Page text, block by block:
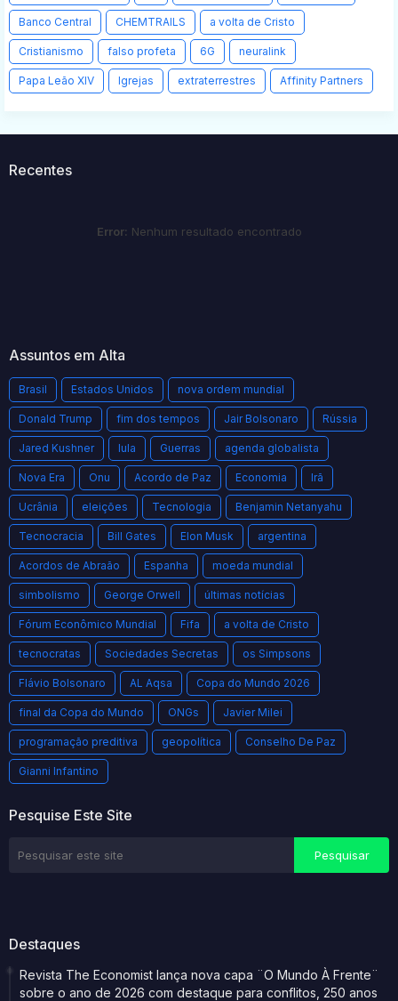
Banco Central CHEMTRAILS a volta de Cristo
Cristianismo falso profeta 6G neuralink
Papa Leão XIV Igrejas extraterrestres Affinity Partners
Recentes
Error: Nenhum resultado encontrado
Assuntos em Alta
Brasil Estados Unidos nova ordem mundial
Donald Trump fim dos tempos Jair Bolsonaro Rússia
Jared Kushner lula Guerras agenda globalista
Nova Era Onu Acordo de Paz Economia Irã
Ucrânia eleições Tecnologia Benjamin Netanyahu
Tecnocracia Bill Gates Elon Musk argentina
Acordos de Abraão Espanha moeda mundial
simbolismo George Orwell últimas notícias
Fórum Econômico Mundial Fifa a volta de Cristo
tecnocratas Sociedades Secretas os Simpsons
Flávio Bolsonaro AL Aqsa Copa do Mundo 2026
final da Copa do Mundo ONGs Javier Milei
programação preditiva geopolítica Conselho De Paz
Gianni Infantino
Pesquise Este Site
Destaques
Revista The Economist lança nova capa ¨O Mundo À Frente¨
sobre o ano de 2026 com destaque para conflitos, 250 anos